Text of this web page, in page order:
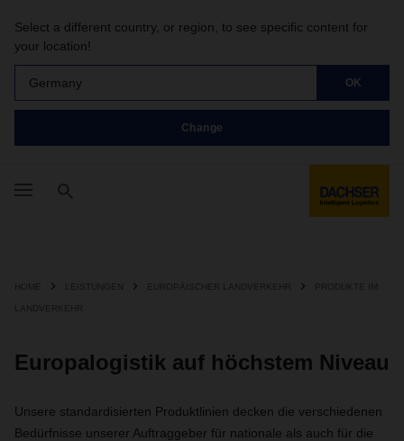
Select a different country, or region, to see specific content for
your location!
Germany OK
Change
HOME LEISTUNGEN EUROPÄISCHER LANDVERKEHR PRODUKTE IM
LANDVERKEHR
Europalogistik auf höchstem Niveau
Unsere standardisierten Produktlinien decken die verschiedenen
Bedürfnisse unserer Auftraggeber für nationale als auch für die